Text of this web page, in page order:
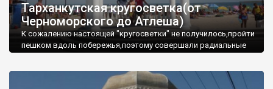
Тарханкутская кругосветка(от
Черноморского до Атлеша)
К сожалению настоящей "кругосветки" не получилось,пройти
пешком вдоль побережья,поэтому совершали радиальные